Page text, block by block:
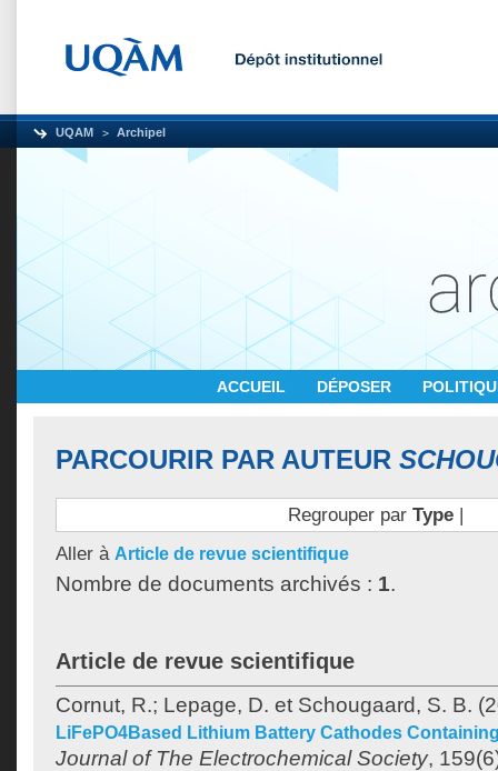
UQAM Archipel
ACCUEIL DÉPOSER
PARCOURIR PAR AUTEUR
Regrouper par Type|
Aller à Article de revue scientifique
Nombre de documents archivés : 1.
Article de revue scientifique
Cornut, R.; Lepage, D. et Schougaard, S. B.
LiFePO4Based Lithium Battery Cathodes
Journal of The Electrochemical Society,